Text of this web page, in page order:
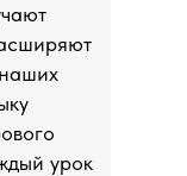
урок